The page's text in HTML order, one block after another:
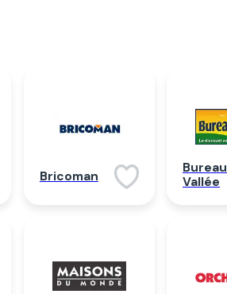
Bricoman
Bureau
Vallée